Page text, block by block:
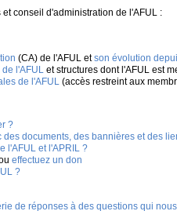
conseil d'administration de l'AFUL :
(CA) de l'AFUL etson évolution
l'AFUL et structures dont l'AFUL est
de l'AFUL (accès restreint aux
?
des documents, des bannières et des
l'AFUL et l'APRIL ?
effectuez un don
?
de réponses à des questions qui